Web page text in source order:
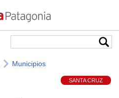
Municipios
SANTA CRUZ